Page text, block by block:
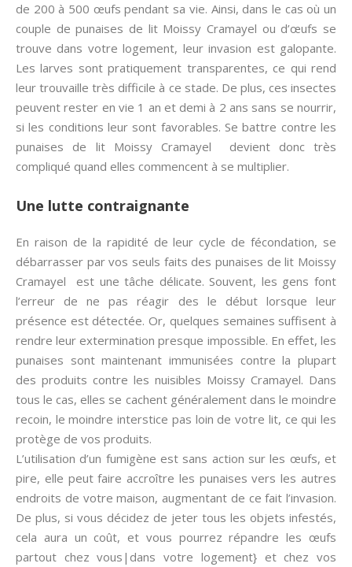
de 200 à 500 œufs pendant sa vie. Ainsi, dans le cas où un
couple de punaises de lit Moissy Cramayel ou d’œufs se
trouve dans votre logement, leur invasion est galopante.
Les larves sont pratiquement transparentes, ce qui rend
leur trouvaille très difficile à ce stade. De plus, ces insectes
peuvent rester en vie 1 an et demi à 2 ans sans se nourrir,
si les conditions leur sont favorables. Se battre contre les
punaises de lit Moissy Cramayel devient donc très
compliqué quand elles commencent à se multiplier.
Une lutte contraignante
En raison de la rapidité de leur cycle de fécondation, se
débarrasser par vos seuls faits des punaises de lit Moissy
Cramayel est une tâche délicate. Souvent, les gens font
l’erreur de ne pas réagir des le début lorsque leur
présence est détectée. Or, quelques semaines suffisent à
rendre leur extermination presque impossible. En effet, les
punaises sont maintenant immunisées contre la plupart
des produits contre les nuisibles Moissy Cramayel. Dans
tous le cas, elles se cachent généralement dans le moindre
recoin, le moindre interstice pas loin de votre lit, ce qui les
protège de vos produits.
L’utilisation d’un fumigène est sans action sur les œufs, et
pire, elle peut faire accroître les punaises vers les autres
endroits de votre maison, augmentant de ce fait l’invasion.
De plus, si vous décidez de jeter tous les objets infestés,
cela aura un coût, et vous pourrez répandre les œufs
partout chez vous|dans votre logement} et chez vos